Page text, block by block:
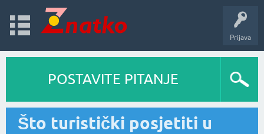
Prijava
POSTAVITE PITANJE
Što turistički posjetiti u